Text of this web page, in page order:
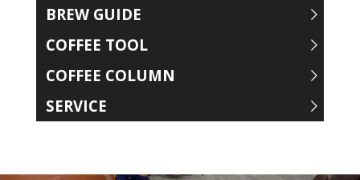
BREW GUIDE
COFFEE TOOL
COFFEE COLUMN
SERVICE